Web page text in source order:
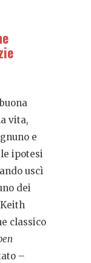
vita,
e
ipotesi
uscì
dei
classico
–